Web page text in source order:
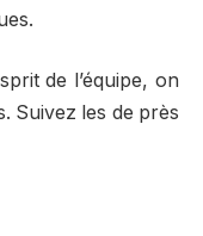
de l’équipe, on
Suivez les de près